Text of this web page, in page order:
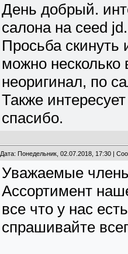
День добрый.
салона на ceed jd.
Просьба
можно несколько
неоригинал, по
Также
спасибо.
Дата: Понедельник, 02.07.2018, 17:30 |
Уважаемые
Ассортимент
все что у нас
спрашивайте